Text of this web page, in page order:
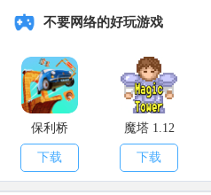
不要网络的好玩游戏
保利桥
下载
魔塔 1.12
下载